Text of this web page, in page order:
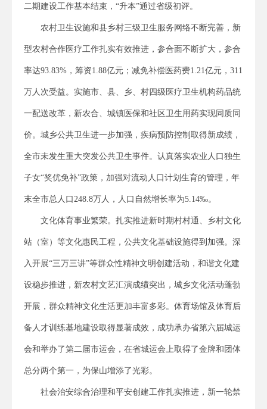
二期建设工作基本结束，“升本”通过省级初评。
农村卫生设施和县乡村三级卫生服务网络不断完善，新
型农村合作医疗工作扎实有效推进，参合面不断扩大，参合
率达93.83%，筹资1.88亿元；减免补偿医药费1.21亿元，311
万人次受益。实施市、县、乡、村四级医疗卫生机构药品统
一配送改革，新农合、城镇医保和社区卫生用药实现同质同
价。城乡公共卫生进一步加强，疾病预防控制取得新成绩，
全市未发生重大突发公共卫生事件。认真落实农业人口独生
子女“奖优免补”政策，加强对流动人口计划生育的管理，年
末全市总人口248.8万人，人口自然增长率为5.14‰。
文化体育事业繁荣。扎实推进新时期村村通、乡村文化
站（室）等文化惠民工程，公共文化基础设施得到加强。深
入开展“三万三讲”等群众性精神文明创建活动，和谐文化建
设稳步推进，新农村文艺汇演成绩突出，城乡文化活动蓬勃
开展，群众精神文化生活更加丰富多彩。体育场馆及体育后
备人才训练基地建设取得显著成效，成功承办省第六届城运
会和举办了第二届市运会，在省城运会上取得了金牌和团体
总分两个第一，为保山增添了光彩。
社会治安综合治理和平安创建工作扎实推进，新一轮禁